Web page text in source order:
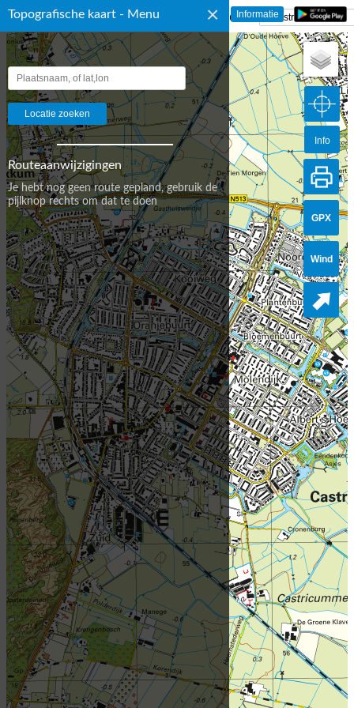
Topografische kaart - Menu ×
Routeaanwijzigingen
Je hebt nog geen route gepland, gebruik de
pijlknop rechts om dat te doen
☰ Topografische Kaart Nederland
GPX
Wind
Info